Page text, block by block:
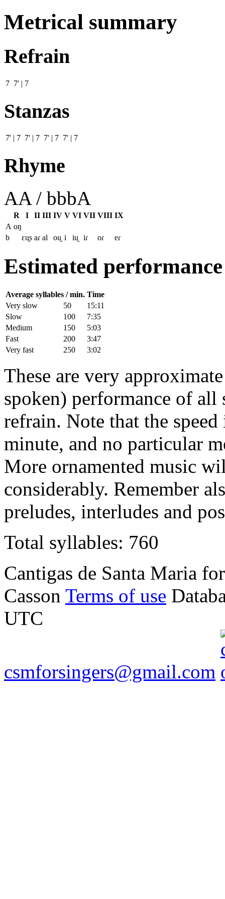
Metrical summary
Refrain
7 7' | 7
Stanzas
7' | 7 7' | 7 7' | 7 7' | 7
Rhyme
AA / bbbA
R I II III IV V VI VII VIII IX
A oŋ
b
ɛu̯s aɾ al ou̯ i iu̯ iɾ oɾ eɾ
Estimated
Average syllables / min. Time
Very slow
50
15:11
Slow
100
7:35
Medium
150
5:03
Fast
200
3:47
Very fast
250 3:02
These are very
spoken) performance of all
refrain. Note that the
minute, and no particular
More ornamented music
considerably. Remember
preludes, interludes and
Total syllables: 760
Cantigas de Santa Maria
Casson Terms of use
UTC
csmforsingers@gmail.com